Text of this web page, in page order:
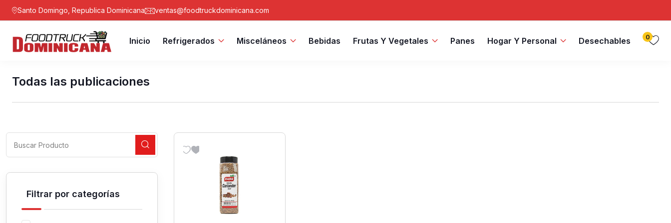
Santo Domingo, Republica Dominicana ventas@foodtruckdominicana.com
Inicio Refrigerados Misceláneos Bebidas Frutas Y Vegetales Panes Hogar Y Personal Desechables 0
Todas las publicaciones
Filtrar por categorías